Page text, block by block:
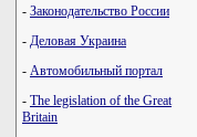
- Законодательство России
- Деловая Украина
- Автомобильный портал
- The legislation of the Great
Britain